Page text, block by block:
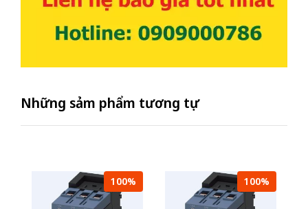
Những sảm phẩm tương tự
100% 100%